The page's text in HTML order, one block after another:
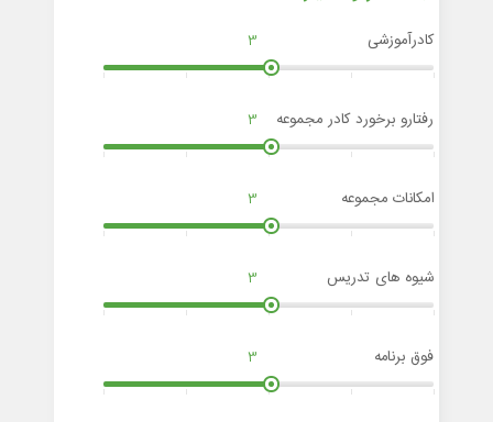
کادرآموزشی 3
رفتارو برخورد کادر مجموعه 3
امکانات مجموعه 3
شیوه های تدریس 3
فوق برنامه 3